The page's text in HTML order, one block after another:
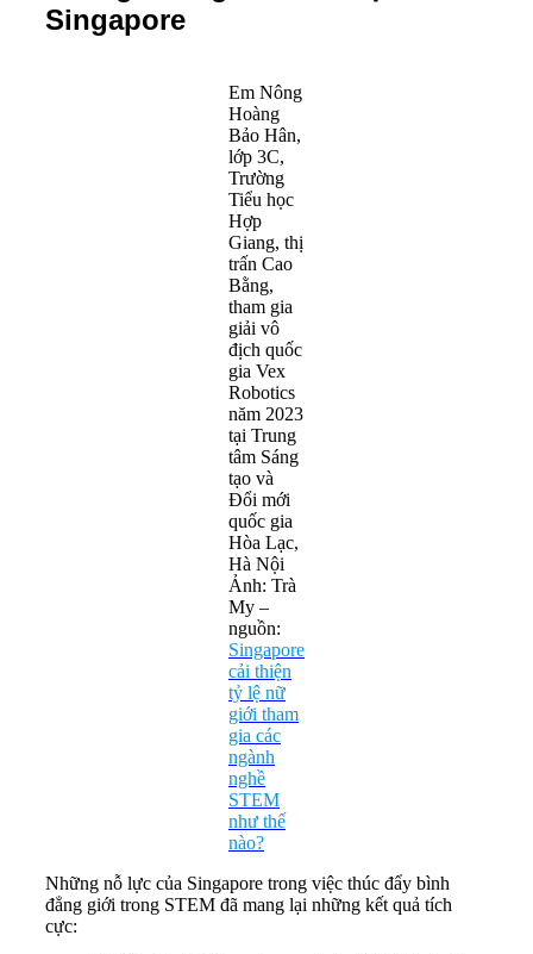
Singapore
Em Nông
Hoàng
Bảo Hân,
lớp 3C,
Trường
Tiểu học
Hợp
Giang, thị
trấn Cao
Bằng,
tham gia
giải vô
địch quốc
gia Vex
Robotics
năm 2023
tại Trung
tâm Sáng
tạo và
Đổi mới
quốc gia
Hòa Lạc,
Hà Nội
Ảnh: Trà
My –
nguồn:
Singapore
cải thiện
tỷ lệ nữ
giới tham
gia các
ngành
nghề
STEM
như thế
nào?
Những nỗ lực của Singapore trong việc thúc đẩy bình
đẳng giới trong STEM đã mang lại những kết quả tích
cực: